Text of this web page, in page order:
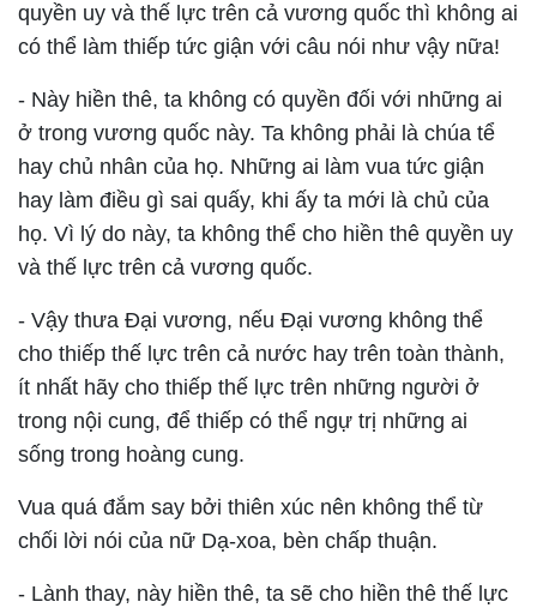
quyền uy và thế lực trên cả vương quốc thì không ai
có thể làm thiếp tức giận với câu nói như vậy nữa!
- Này hiền thê, ta không có quyền đối với những ai
ở trong vương quốc này. Ta không phải là chúa tể
hay chủ nhân của họ. Những ai làm vua tức giận
hay làm điều gì sai quấy, khi ấy ta mới là chủ của
họ. Vì lý do này, ta không thể cho hiền thê quyền uy
và thế lực trên cả vương quốc.
- Vậy thưa Ðại vương, nếu Ðại vương không thể
cho thiếp thế lực trên cả nước hay trên toàn thành,
ít nhất hãy cho thiếp thế lực trên những người ở
trong nội cung, để thiếp có thể ngự trị những ai
sống trong hoàng cung.
Vua quá đắm say bởi thiên xúc nên không thể từ
chối lời nói của nữ Dạ-xoa, bèn chấp thuận.
- Lành thay, này hiền thê, ta sẽ cho hiền thê thế lực